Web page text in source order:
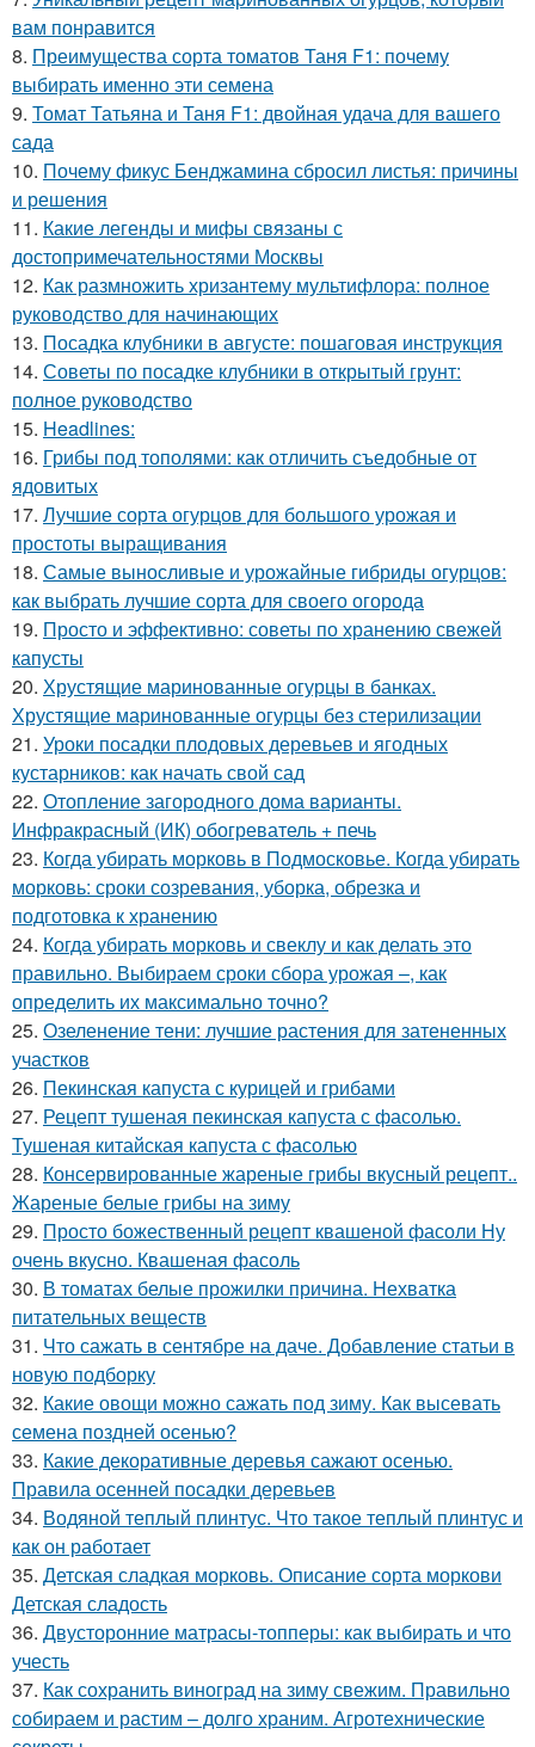
вам понравится
8. Преимущества сорта томатов Таня F1: почему
выбирать именно эти семена
9. Томат Татьяна и Таня F1: двойная удача для вашего
сада
10. Почему фикус Бенджамина сбросил листья: причины
и решения
11. Какие легенды и мифы связаны с
достопримечательностями Москвы
12. Как размножить хризантему мультифлора: полное
руководство для начинающих
13. Посадка клубники в августе: пошаговая инструкция
14. Советы по посадке клубники в открытый грунт:
полное руководство
15. Headlines:
16. Грибы под тополями: как отличить съедобные от
ядовитых
17. Лучшие сорта огурцов для большого урожая и
простоты выращивания
18. Самые выносливые и урожайные гибриды огурцов:
как выбрать лучшие сорта для своего огорода
19. Просто и эффективно: советы по хранению свежей
капусты
20. Хрустящие маринованные огурцы в банках.
Хрустящие маринованные огурцы без стерилизации
21. Уроки посадки плодовых деревьев и ягодных
кустарников: как начать свой сад
22. Отопление загородного дома варианты.
Инфракрасный (ИК) обогреватель + печь
23. Когда убирать морковь в Подмосковье. Когда убирать
морковь: сроки созревания, уборка, обрезка и
подготовка к хранению
24. Когда убирать морковь и свеклу и как делать это
правильно. Выбираем сроки сбора урожая –, как
определить их максимально точно?
25. Озеленение тени: лучшие растения для затененных
участков
26. Пекинская капуста с курицей и грибами
27. Рецепт тушеная пекинская капуста с фасолью.
Тушеная китайская капуста с фасолью
28. Консервированные жареные грибы вкусный рецепт..
Жареные белые грибы на зиму
29. Просто божественный рецепт квашеной фасоли Ну
очень вкусно. Квашеная фасоль
30. В томатах белые прожилки причина. Нехватка
питательных веществ
31. Что сажать в сентябре на даче. Добавление статьи в
новую подборку
32. Какие овощи можно сажать под зиму. Как высевать
семена поздней осенью?
33. Какие декоративные деревья сажают осенью.
Правила осенней посадки деревьев
34. Водяной теплый плинтус. Что такое теплый плинтус и
как он работает
35. Детская сладкая морковь. Описание сорта моркови
Детская сладость
36. Двусторонние матрасы-топперы: как выбирать и что
учесть
37. Как сохранить виноград на зиму свежим. Правильно
собираем и растим – долго храним. Агротехнические